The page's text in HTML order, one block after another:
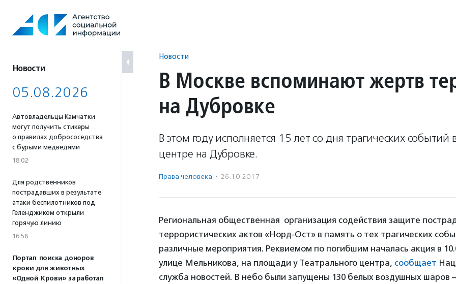
содержанию
Новости
05.08.2026
Автовладельцы Камчатки
могут получить стикеры
о правилах добрососедства
с бурыми медведями
18:02
Для родственников
пострадавших в результате
атаки беспилотников под
Геленджиком открыли
горячую линию
16:58
Портал поиска доноров
крови для животных
«Одной Крови» заработал
Новости
В Москве вспоминают жертв
на Дубровке
В этом году исполняется 15 лет со дня трагических событий
центре на Дубровке.
Права человека · 26.10.2017
Региональная общественная организация содействия защите
террористических актов «Норд-Ост» в память о тех трагических
различные мероприятия. Реквиемом по погибшим началась акция в
улице Мельникова, на площади у Театрального центра, сообщает
служба новостей. В небо были запущены 130 белых воздушных шаров